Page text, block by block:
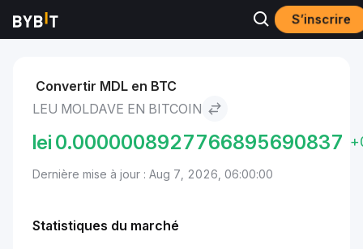
S’inscrire
Marchés Leu moldave to Bitcoin
Convertir MDL en BTC
LEU MOLDAVE EN BITCOIN
lei 0.0000008927766895690837
Dernière mise à jour : Aug 7, 2026, 06:00:00
Statistiques du marché